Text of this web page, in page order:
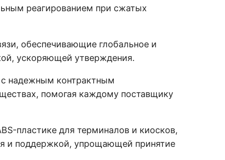
реагированием при сжатых
обеспечивающие глобальное и
ускоряющей утверждения.
с надежным контрактным
помогая каждому поставщику
пластике для терминалов и киосков,
и поддержкой, упрощающей принятие